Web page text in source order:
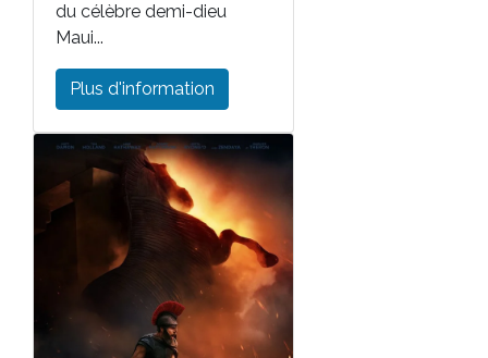
du célèbre demi-dieu
Maui...
Plus d'information